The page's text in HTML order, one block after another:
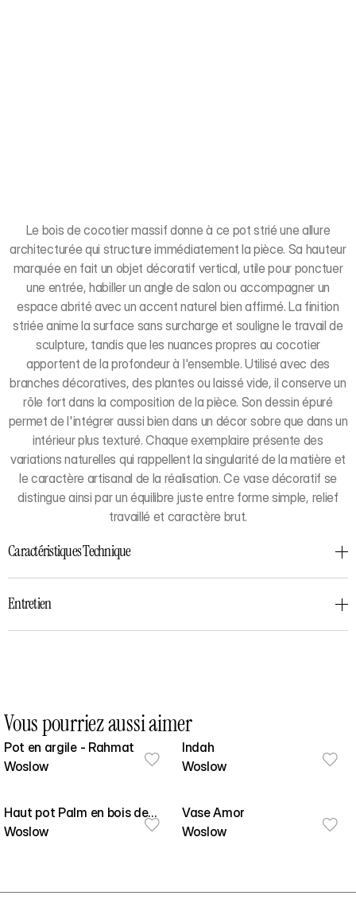
Le bois de cocotier massif donne à ce pot strié une allure
architecturée qui structure immédiatement la pièce. Sa hauteur
marquée en fait un objet décoratif vertical, utile pour ponctuer
une entrée, habiller un angle de salon ou accompagner un
espace abrité avec un accent naturel bien affirmé. La finition
striée anime la surface sans surcharge et souligne le travail de
sculpture, tandis que les nuances propres au cocotier
apportent de la profondeur à l'ensemble. Utilisé avec des
branches décoratives, des plantes ou laissé vide, il conserve un
rôle fort dans la composition de la pièce. Son dessin épuré
permet de l'intégrer aussi bien dans un décor sobre que dans un
intérieur plus texturé. Chaque exemplaire présente des
variations naturelles qui rappellent la singularité de la matière et
le caractère artisanal de la réalisation. Ce vase décoratif se
distingue ainsi par un équilibre juste entre forme simple, relief
travaillé et caractère brut.
Caractéristiques Technique
Entretien
Vous pourriez aussi aimer
Pot en argile - Rahmat
Woslow
Indah
Woslow
Haut pot Palm en bois de
palmier brûlé noir (100*50*55
Woslow
Vase Amor
Woslow